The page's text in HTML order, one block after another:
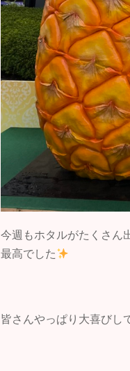
今週もホタルがたくさん
最高でした
皆さんやっぱり大喜びし